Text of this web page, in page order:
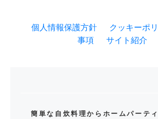
個人情報保護方針 クッキーポ
事項
サイト紹介
簡単な自炊料理からホームパーテ